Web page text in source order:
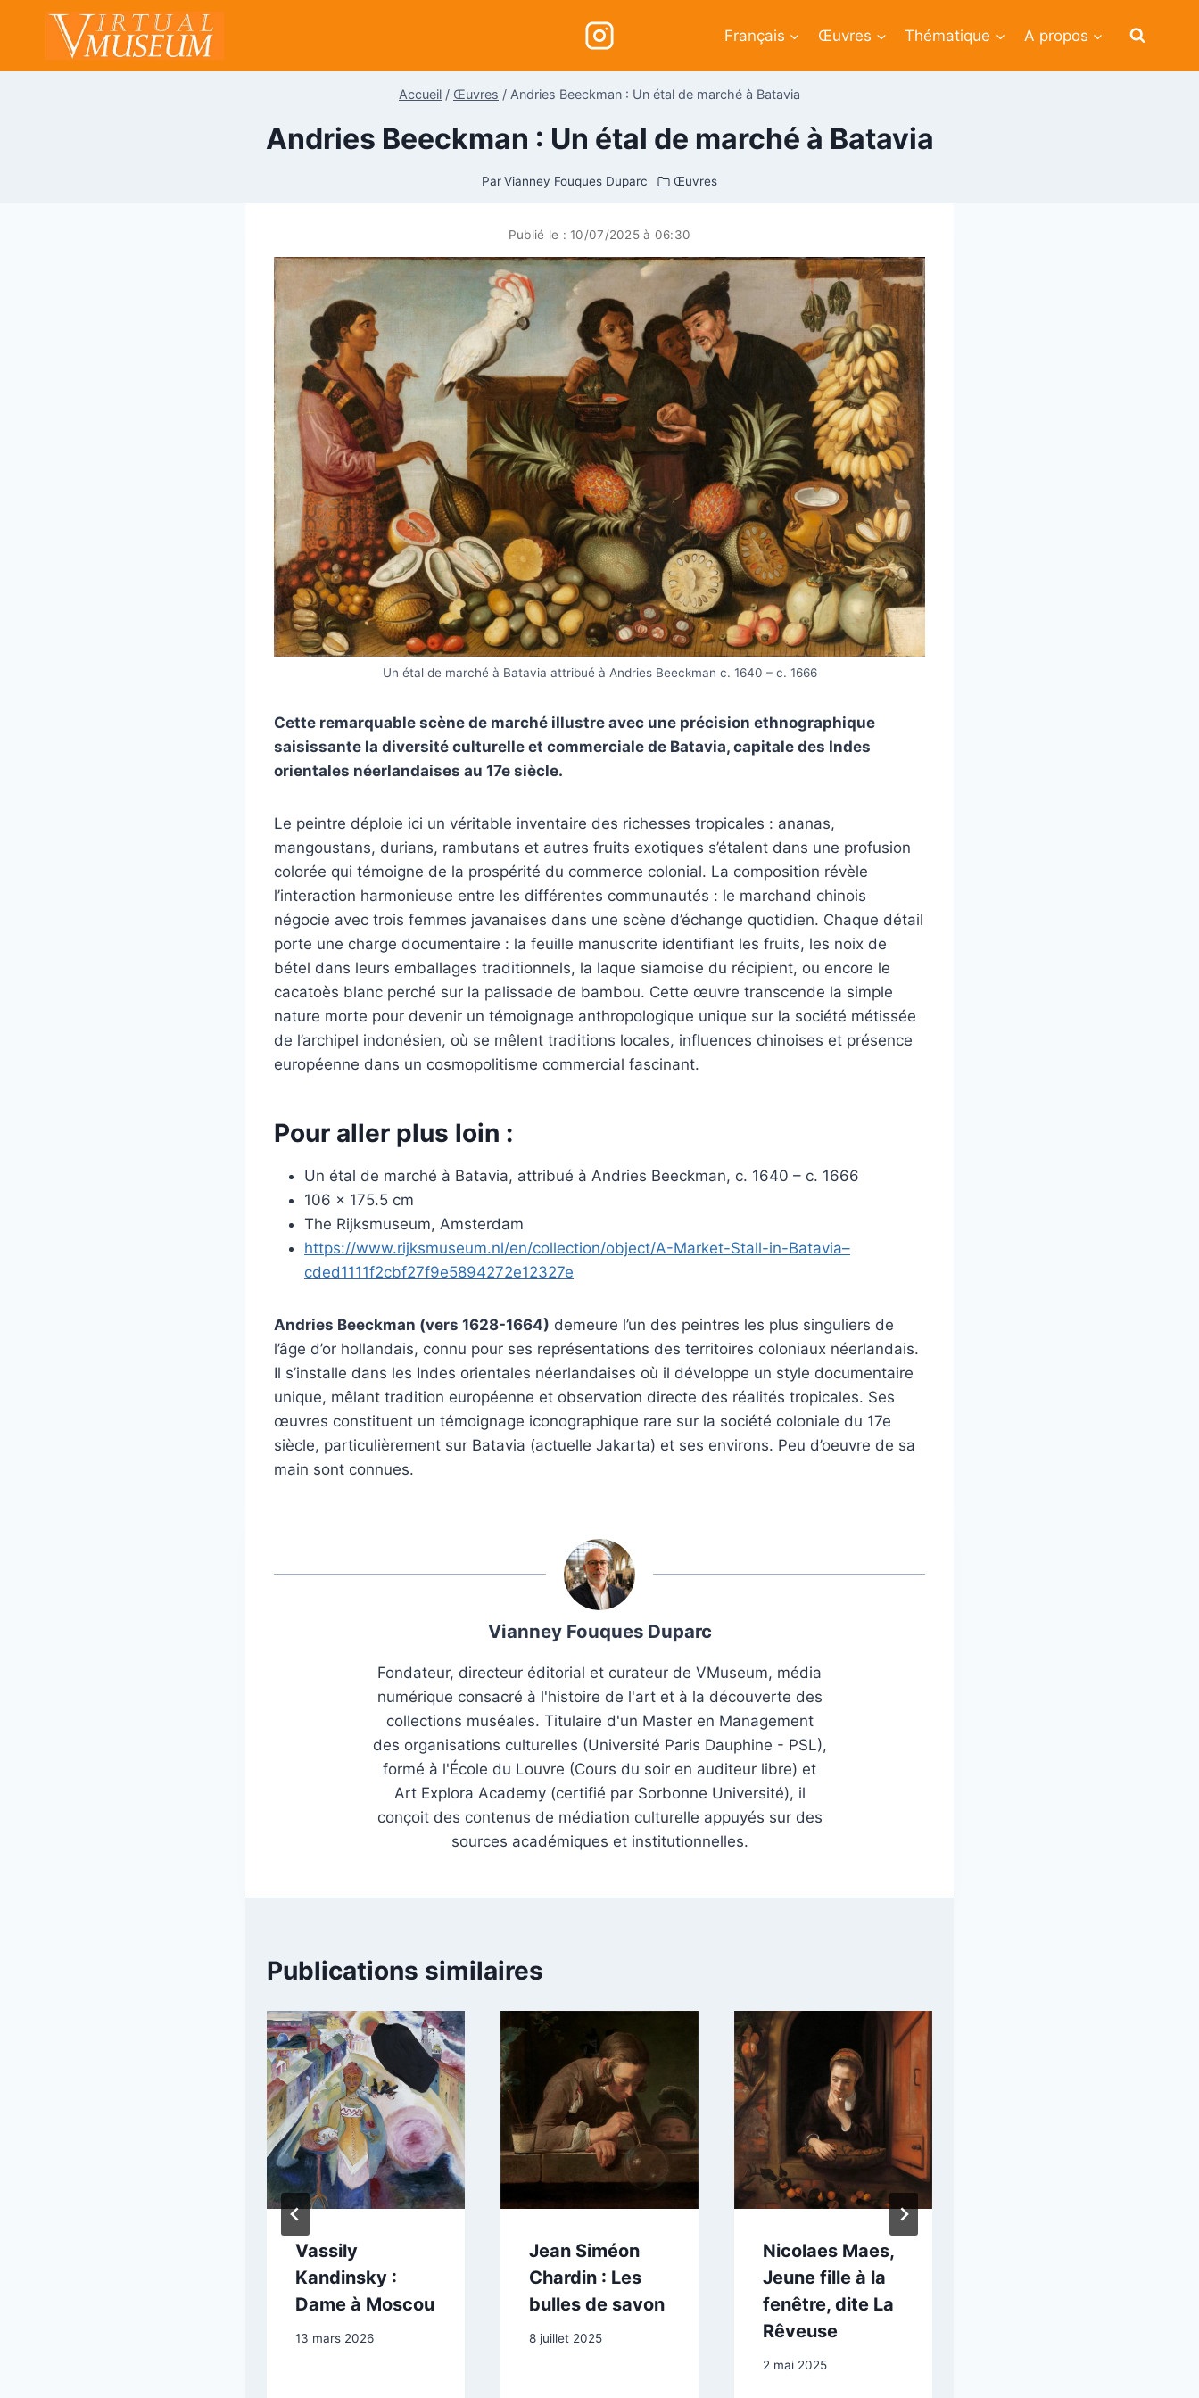
Français Œuvres Thématique A propos
Accueil / Œuvres / Andries Beeckman : Un étal de marché à Batavia
Andries Beeckman : Un étal de marché à Batavia
Par Vianney Fouques Duparc Œuvres
Publié le : 10/07/2025 à 06:30
Un étal de marché à Batavia attribué à Andries Beeckman c. 1640 – c. 1666
Cette remarquable scène de marché illustre avec une précision ethnographique
saisissante la diversité culturelle et commerciale de Batavia, capitale des Indes
orientales néerlandaises au 17e siècle.
Le peintre déploie ici un véritable inventaire des richesses tropicales : ananas,
mangoustans, durians, rambutans et autres fruits exotiques s’étalent dans une profusion
colorée qui témoigne de la prospérité du commerce colonial. La composition révèle
l’interaction harmonieuse entre les différentes communautés : le marchand chinois
négocie avec trois femmes javanaises dans une scène d’échange quotidien. Chaque détail
porte une charge documentaire : la feuille manuscrite identifiant les fruits, les noix de
bétel dans leurs emballages traditionnels, la laque siamoise du récipient, ou encore le
cacatoès blanc perché sur la palissade de bambou. Cette œuvre transcende la simple
nature morte pour devenir un témoignage anthropologique unique sur la société métissée
de l’archipel indonésien, où se mêlent traditions locales, influences chinoises et présence
européenne dans un cosmopolitisme commercial fascinant.
Pour aller plus loin :
Un étal de marché à Batavia, attribué à Andries Beeckman, c. 1640 – c. 1666
106 x 175.5 cm
The Rijksmuseum, Amsterdam
https://www.rijksmuseum.nl/en/collection/object/A-Market-Stall-in-Batavia–
cded1111f2cbf27f9e5894272e12327e
Andries Beeckman (vers 1628-1664) demeure l’un des peintres les plus singuliers de
l’âge d’or hollandais, connu pour ses représentations des territoires coloniaux néerlandais.
Il s’installe dans les Indes orientales néerlandaises où il développe un style documentaire
unique, mêlant tradition européenne et observation directe des réalités tropicales. Ses
œuvres constituent un témoignage iconographique rare sur la société coloniale du 17e
siècle, particulièrement sur Batavia (actuelle Jakarta) et ses environs. Peu d’oeuvre de sa
main sont connues.
Vianney Fouques Duparc
Fondateur, directeur éditorial et curateur de VMuseum, média
numérique consacré à l'histoire de l'art et à la découverte des
collections muséales. Titulaire d'un Master en Management
des organisations culturelles (Université Paris Dauphine - PSL),
formé à l'École du Louvre (Cours du soir en auditeur libre) et
Art Explora Academy (certifié par Sorbonne Université), il
conçoit des contenus de médiation culturelle appuyés sur des
sources académiques et institutionnelles.
Publications similaires
Vassily
Kandinsky :
Dame à Moscou
13 mars 2026
Jean Siméon
Chardin : Les
bulles de savon
8 juillet 2025
Nicolaes Maes,
Jeune fille à la
fenêtre, dite La
Rêveuse
2 mai 2025